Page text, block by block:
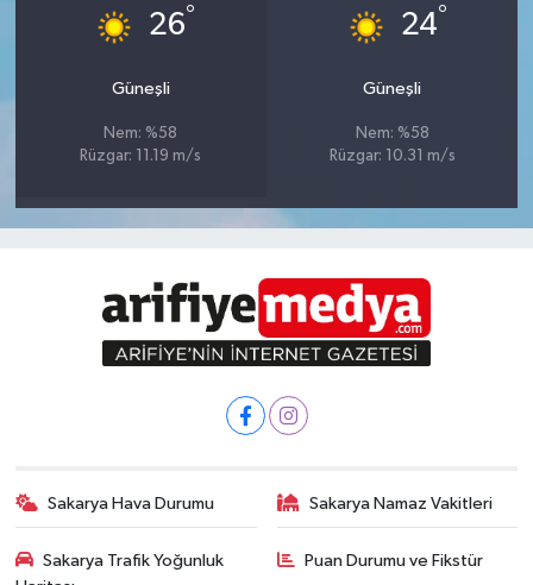
26°
Güneşli
Nem: %58
Rüzgar: 11.19 m/s
24°
Güneşli
Nem: %58
Rüzgar: 10.31 m/s
Sakarya Hava Durumu Sakarya Namaz Vakitleri
Sakarya Trafik Yoğunluk
Puan Durumu ve Fikstür